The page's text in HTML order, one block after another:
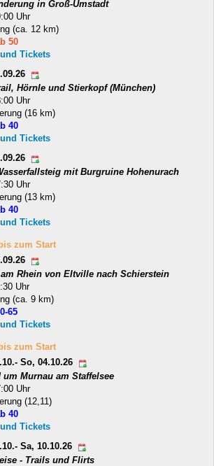
in Groß-Umstadt
Uhr
(ca. 12 km)
50
Tickets
Hörnle und Stierkopf (München)
Uhr
(16 km)
40
Tickets
mit Burgruine Hohenurach
Uhr
(13 km)
40
Tickets
zum Start
Rhein von Eltville nach Schierstein
Uhr
(ca. 9 km)
65
Tickets
zum Start
So, 04.10.26
um Murnau am Staffelsee
Uhr
(12,11)
40
Tickets
Sa, 10.10.26
- Trails und Flirts